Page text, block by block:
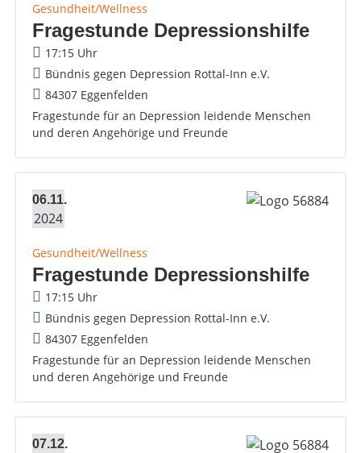
Gesundheit/Wellness
Fragestunde Depressionshilfe
17:15 Uhr
Bündnis gegen Depression Rottal-Inn e.V.
84307 Eggenfelden
Fragestunde für an Depression leidende Menschen
und deren Angehörige und Freunde
06.11.
2024
Gesundheit/Wellness
Fragestunde Depressionshilfe
17:15 Uhr
Bündnis gegen Depression Rottal-Inn e.V.
84307 Eggenfelden
Fragestunde für an Depression leidende Menschen
und deren Angehörige und Freunde
07.12.